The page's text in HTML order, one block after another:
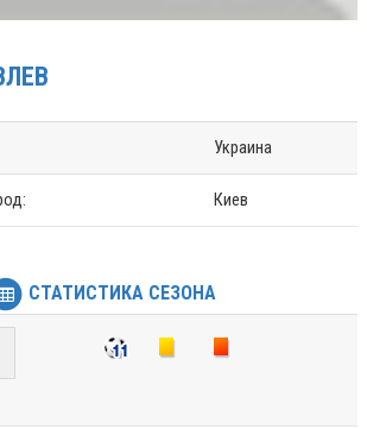
Украина
Киев
СТАТИСТИКА СЕЗОНА